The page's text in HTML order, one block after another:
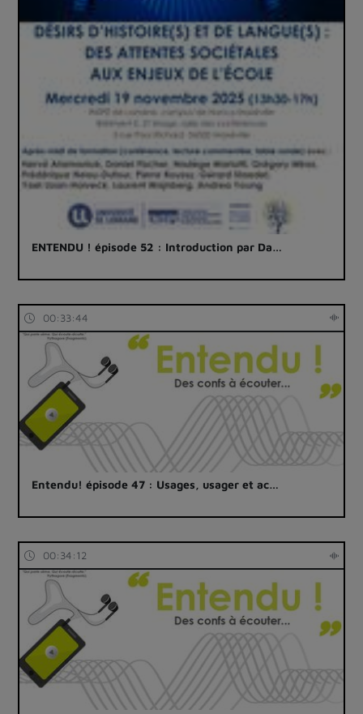
ENTENDU ! épisode 52 : Introduction par Da…
00:33:44
Entendu! épisode 47 : Usages, usager et ac…
00:34:12